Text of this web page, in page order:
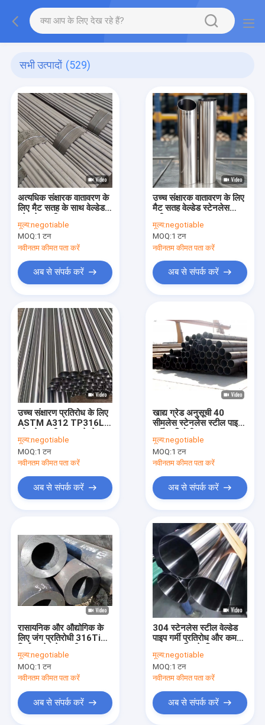
सभी उत्पादों (529)
अत्यधिक संक्षारक वातावरण के
लिए मैट सतह के साथ वेल्डेड
मूल्य:negotiable
MOQ:1 टन
नवीनतम कीमत पता करें
अब से संपर्क करें
उच्च संक्षारक वातावरण के लिए
मैट सतह वेल्डेड स्टेनलेस
मूल्य:negotiable
MOQ:1 टन
नवीनतम कीमत पता करें
अब से संपर्क करें
उच्च संक्षारण प्रतिरोध के लिए
ASTM A312 TP316L
ट्यूबिंग
मूल्य:negotiable
MOQ:1 टन
नवीनतम कीमत पता करें
अब से संपर्क करें
खाद्य ग्रेड अनुसूची 40
सीमलेस स्टेनलेस स्टील पाइप
मूल्य:negotiable
MOQ:1 टन
नवीनतम कीमत पता करें
अब से संपर्क करें
रासायनिक और औद्योगिक के
लिए जंग प्रतिरोधी 316Ti
मूल्य:negotiable
MOQ:1 टन
नवीनतम कीमत पता करें
अब से संपर्क करें
304 स्टेनलेस स्टील वेल्डेड
पाइप गर्मी प्रतिरोध और कम
मूल्य:negotiable
MOQ:1 टन
नवीनतम कीमत पता करें
अब से संपर्क करें